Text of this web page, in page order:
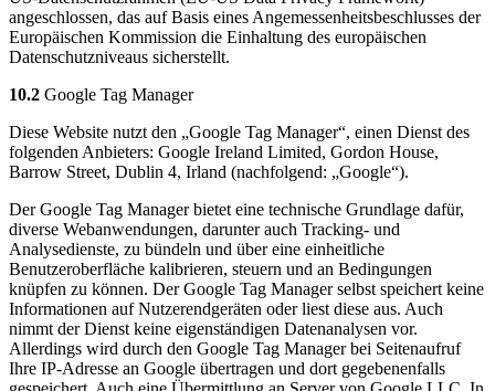
angeschlossen, das auf Basis eines Angemessenheitsbeschlusses der
Europäischen Kommission die Einhaltung des europäischen
Datenschutzniveaus sicherstellt.
10.2 Google Tag Manager
Diese Website nutzt den „Google Tag Manager“, einen Dienst des
folgenden Anbieters: Google Ireland Limited, Gordon House,
Barrow Street, Dublin 4, Irland (nachfolgend: „Google“).
Der Google Tag Manager bietet eine technische Grundlage dafür,
diverse Webanwendungen, darunter auch Tracking- und
Analysedienste, zu bündeln und über eine einheitliche
Benutzeroberfläche kalibrieren, steuern und an Bedingungen
knüpfen zu können. Der Google Tag Manager selbst speichert keine
Informationen auf Nutzerendgeräten oder liest diese aus. Auch
nimmt der Dienst keine eigenständigen Datenanalysen vor.
Allerdings wird durch den Google Tag Manager bei Seitenaufruf
Ihre IP-Adresse an Google übertragen und dort gegebenenfalls